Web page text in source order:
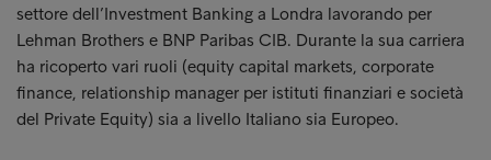
settore dell’Investment Banking a Londra lavorando per
Lehman Brothers e BNP Paribas CIB. Durante la sua carriera
ha ricoperto vari ruoli (equity capital markets, corporate
finance, relationship manager per istituti finanziari e società
del Private Equity) sia a livello Italiano sia Europeo.